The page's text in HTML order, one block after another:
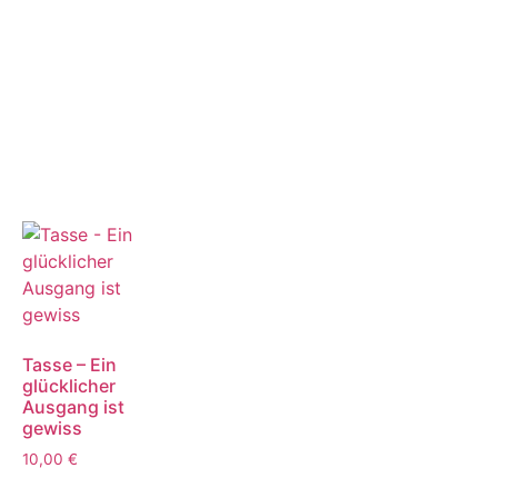
Tasse – Ein
glücklicher
Ausgang ist
gewiss
10,00 €